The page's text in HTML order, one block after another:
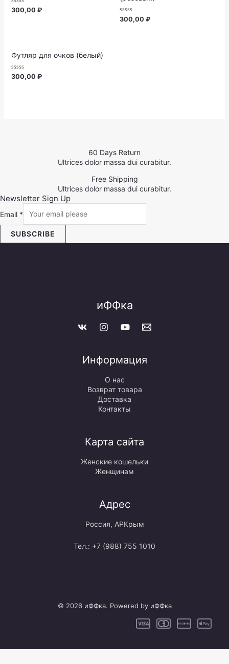
Rated
300,00 ₽
Rated
300,00 ₽
Футляр для очков (белый)
Rated
300,00 ₽
60 Days Return
Ultrices dolor massa dui curabitur.
Free Shipping
Ultrices dolor massa dui curabitur.
Newsletter Sign Up
Email *
SUBSCRIBE
иФФка
Информация
О нас
Возврат товара
Доставка
Контакты
Карта сайта
Женские кошельки
Женщинам
Адрес
Россия, АРКрым
Тел.: +7 (988) 755 1010
© 2026 иФФка. Powered by иФФка